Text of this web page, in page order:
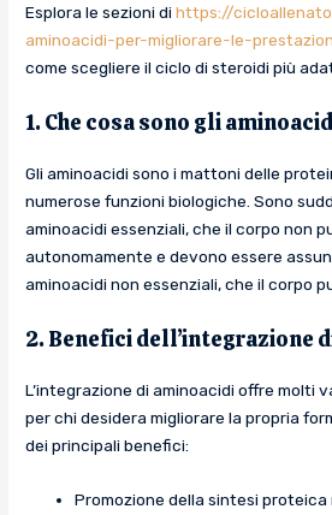
Esplora le sezioni dihttps://
aminoacidi-per-migliorare-le-
come scegliere il ciclo di steroidi più
1. Che cosa sono gli
Gli aminoacidi sono i mattoni delle
numerose funzioni biologiche. Sono
aminoacidi essenziali, che il corpo non
autonomamente e devono essere
aminoacidi non essenziali, che il corpo
2. Benefici dell’integrazione
L’integrazione di aminoacidi offre molti
per chi desidera migliorare la propria
dei principali benefici:
Promozione della sintesi proteica